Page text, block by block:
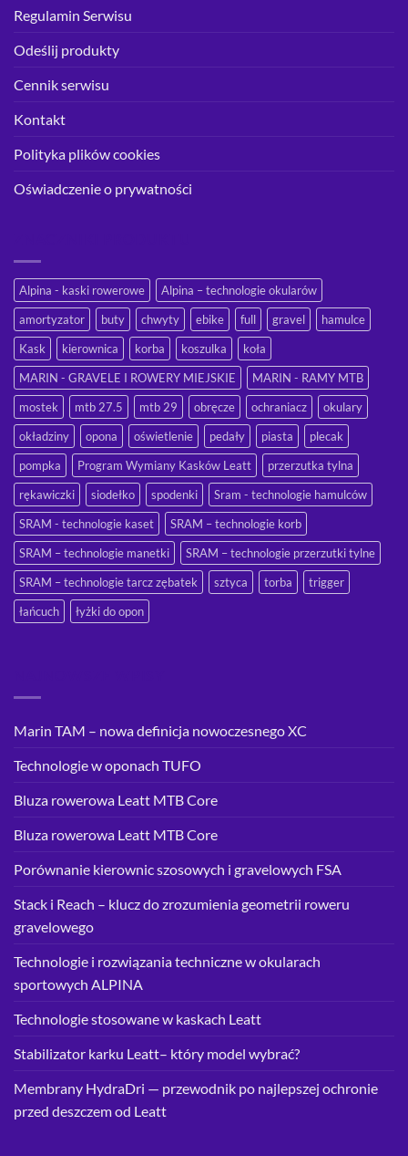
Regulamin Serwisu
Odeślij produkty
Cennik serwisu
Kontakt
Polityka plików cookies
Oświadczenie o prywatności
Alpina - kaski rowerowe
Alpina – technologie okularów
amortyzator
buty chwyty ebike full gravel
hamulce
Kask
kierownica korba koszulka
koła
MARIN - GRAVELE I ROWERY MIEJSKIE
MARIN - RAMY MTB
mostek
mtb 27.5 mtb 29 obręcze ochraniacz
okulary
okładziny
opona oświetlenie pedały piasta
plecak
pompka
Program Wymiany Kasków Leatt
przerzutka tylna
rękawiczki
siodełko spodenki
Sram - technologie hamulców
SRAM - technologie kaset
SRAM – technologie korb
SRAM – technologie manetki
SRAM – technologie przerzutki tylne
SRAM – technologie tarcz zębatek
sztyca torba
trigger
łańcuch
łyżki do opon
Marin TAM – nowa definicja nowoczesnego XC
Technologie w oponach TUFO
Bluza rowerowa Leatt MTB Core
Bluza rowerowa Leatt MTB Core
Porównanie kierownic szosowych i gravelowych FSA
Stack i Reach – klucz do zrozumienia geometrii roweru
gravelowego
Technologie i rozwiązania techniczne w okularach
sportowych ALPINA
Technologie stosowane w kaskach Leatt
Stabilizator karku Leatt– który model wybrać?
Membrany HydraDri — przewodnik po najlepszej ochronie
przed deszczem od Leatt